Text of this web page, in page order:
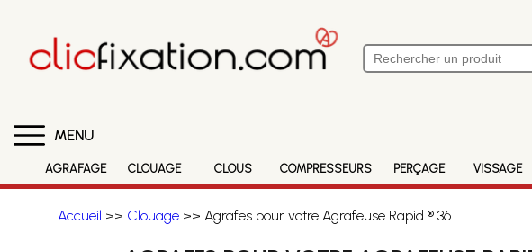
MENU
AGRAFAGE CLOUAGE CLOUS COMPRESSEURS PERÇAGE VISSAGE
Accueil >> Clouage>> Agrafes pour votre Agrafeuse Rapid ® 36